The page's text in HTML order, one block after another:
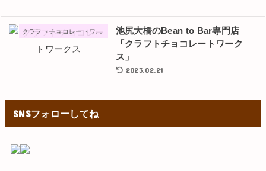
クラフトチョコレートワークス
池尻大橋のBean to Bar専門店
「クラフトチョコレートワーク
ス」
2023.02.21
SNSフォローしてね